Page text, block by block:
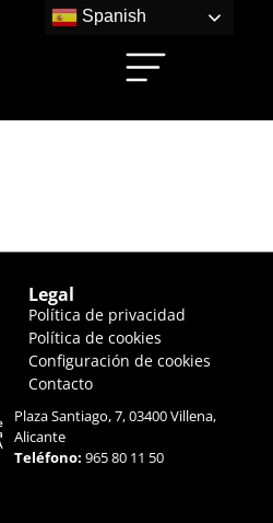
Legal
Política de privacidad
Política de cookies
Configuración de cookies
Contacto
Plaza Santiago, 7, 03400 Villena,
Alicante
Teléfono:965 80 11 50
Spanish